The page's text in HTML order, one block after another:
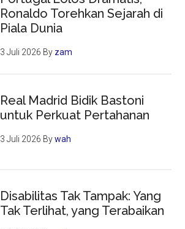
Ronaldo Torehkan Sejarah di
Piala Dunia
3 Juli 2026 By zam
Real Madrid Bidik Bastoni
untuk Perkuat Pertahanan
3 Juli 2026 Bywah
Disabilitas Tak Tampak: Yang
Tak Terlihat, yang Terabaikan